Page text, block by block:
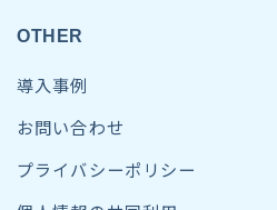
OTHER
導入事例
お問い合わせ
プライバシーポリシー